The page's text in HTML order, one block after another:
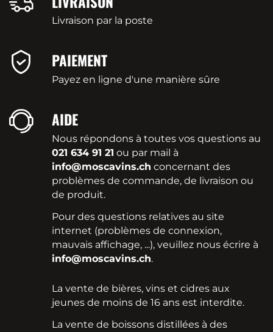
Livraison par la poste
PAIEMENT
Payez en ligne d'une manière sûre
AIDE
Nous répondons à toutes vos questions au
021 634 91 21 ou par mail à
info@moscavins.ch concernant des
problèmes de commande, de livraison ou
de produit.
Pour des questions relatives au site
internet (problèmes de connexion,
mauvais affichage, ...), veuillez nous écrire à
info@moscavins.ch.
La vente de bières, vins et cidres aux
jeunes de moins de 16 ans est interdite.
La vente de boissons distillées à des